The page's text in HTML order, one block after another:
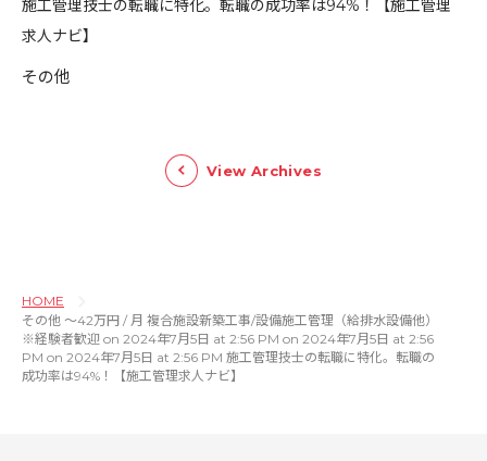
​施工管理技士の転職に特化。転職の成功率は94%！【施工管理
求人ナビ】
その他
View Archives
HOME
その他 〜42万円 / 月 複合施設新築工事/設備施工管理（給排水設備他）
※経験者歓迎 on 2024年7月5日 at 2:56 PM on 2024年7月5日 at 2:56
PM on 2024年7月5日 at 2:56 PM 施工管理技士の転職に特化。転職の
成功率は94%！【施工管理求人ナビ】